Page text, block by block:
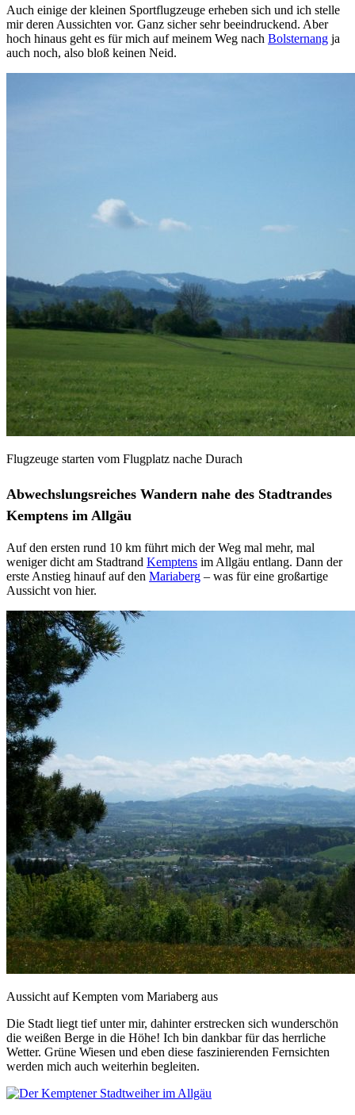
Auch einige der kleinen Sportflugzeuge erheben sich und ich stelle
mir deren Aussichten vor. Ganz sicher sehr beeindruckend. Aber
hoch hinaus geht es für mich auf meinem Weg nach Bolsternang ja
auch noch, also bloß keinen Neid.
Flugzeuge starten vom Flugplatz nache Durach
Abwechslungsreiches Wandern nahe des Stadtrandes
Kemptens im Allgäu
Auf den ersten rund 10 km führt mich der Weg mal mehr, mal
weniger dicht am Stadtrand Kemptens im Allgäu entlang. Dann der
erste Anstieg hinauf auf den Mariaberg – was für eine großartige
Aussicht von hier.
Aussicht auf Kempten vom Mariaberg aus
Die Stadt liegt tief unter mir, dahinter erstrecken sich wunderschön
die weißen Berge in die Höhe! Ich bin dankbar für das herrliche
Wetter. Grüne Wiesen und eben diese faszinierenden Fernsichten
werden mich auch weiterhin begleiten.